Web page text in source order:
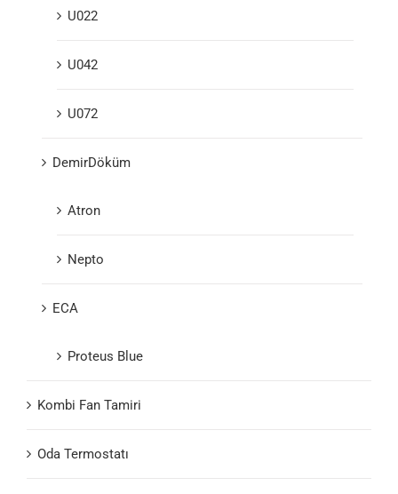
U022
U042
U072
DemirDöküm
Atron
Nepto
ECA
Proteus Blue
Kombi Fan Tamiri
Oda Termostatı